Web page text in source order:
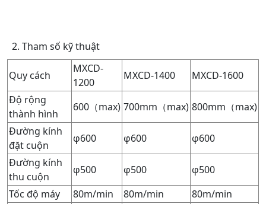
2. Tham số kỹ thuật
Quy cách
MXCD-
1200
MXCD-1400
MXCD-1600
Độ rộng
thành hình
600（max) 700mm（max) 800mm（max)
Đường kính
đặt cuộn
φ600 φ600
φ600
Đường kính
thu cuộn
φ500 φ500
φ500
Tốc độ máy
80m/min 80m/min
80m/min